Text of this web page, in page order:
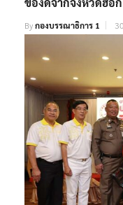
Byกองบรรณาธิการ 1